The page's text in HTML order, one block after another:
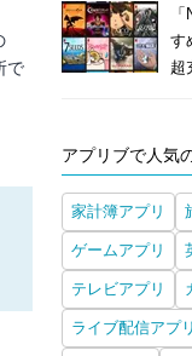
で
す
超
アプリブで人気
家計簿アプリ
ゲームアプリ
テレビアプリ
ライブ配信アプリ